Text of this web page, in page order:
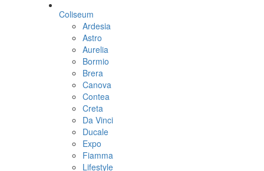
Coliseum
Ardesia
Astro
Aurelia
Bormio
Brera
Canova
Contea
Creta
Da Vinci
Ducale
Expo
Fiamma
Lifestyle